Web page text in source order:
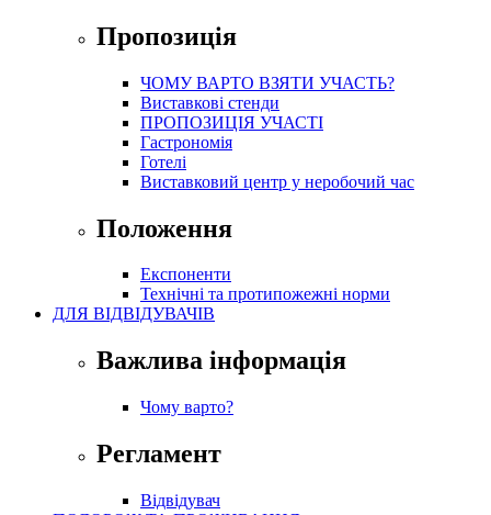
Пропозиція
ЧОМУ ВАРТО ВЗЯТИ УЧАСТЬ?
Виставкові стенди
ПРОПОЗИЦІЯ УЧАСТІ
Гастрономія
Готелі
Виставковий центр у неробочий час
Положення
Експоненти
Технічні та протипожежні норми
ДЛЯ ВІДВІДУВАЧІВ
Важлива інформація
Чому варто?
Регламент
Відвідувач